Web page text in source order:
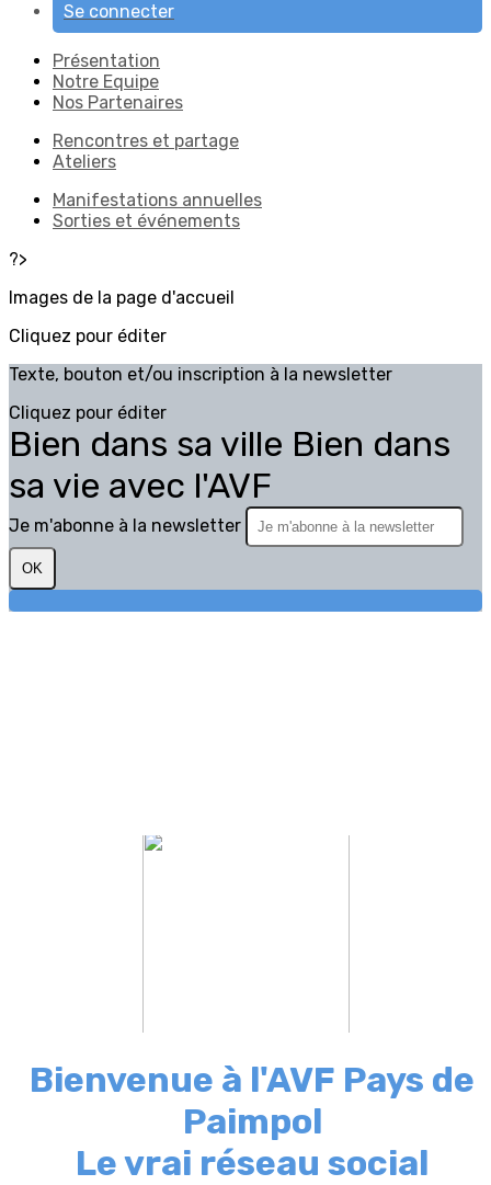
Se connecter
Présentation
Notre Equipe
Nos Partenaires
Rencontres et partage
Ateliers
Manifestations annuelles
Sorties et événements
?>
Images de la page d'accueil
Cliquez pour éditer
Texte, bouton et/ou inscription à la newsletter
Cliquez pour éditer
Bien dans sa ville Bien dans
sa vie avec l'AVF
Je m'abonne à la newsletter
OK
Bienvenue à l'AVF Pays de
Paimpol
Le vrai réseau social